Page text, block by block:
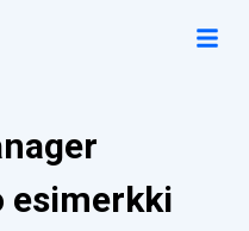
esimerkki